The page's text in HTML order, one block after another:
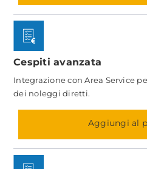
Cespiti avanzata
Integrazione con Area Service
dei noleggi diretti.
Aggiungi al